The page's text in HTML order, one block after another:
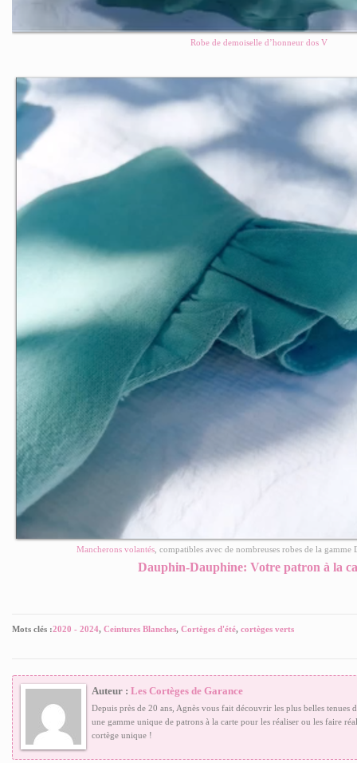
Robe de demoiselle d’honneur dos V
Mancherons volantés, compatibles avec de nombreuses robes de la gamme
Dauphin-Dauphine: Votre patron à la
Mots clés :2020 - 2024, Ceintures Blanches, Cortèges d'été, cortèges verts
Auteur : Les Cortèges de Garance
Depuis près de 20 ans, Agnès vous fait découvrir les plus belles tenues
une gamme unique de patrons à la carte pour les réaliser ou les faire
cortège unique !